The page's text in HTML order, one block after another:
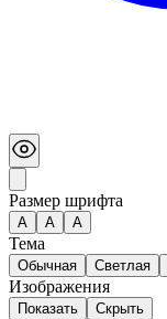
Размер шрифта
А A A
Тема
Обычная Светлая
Изображения
Показать Скрыть